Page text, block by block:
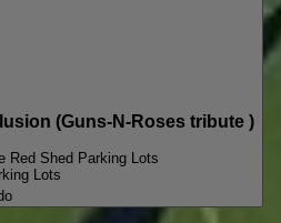
(Guns-N-Roses tribute )
Red Shed Parking Lots
Lots